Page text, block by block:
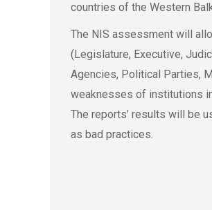
countries of the Western
The NIS assessment will
(Legislature, Executive,
Agencies, Political Parties,
weaknesses of institutions
The reports’ results will be
as bad practices.